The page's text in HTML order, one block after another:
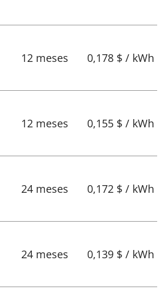
12 meses 0,178 $ / kWh
12 meses 0,155 $ / kWh
24 meses 0,172 $ / kWh
24 meses 0,139 $ / kWh